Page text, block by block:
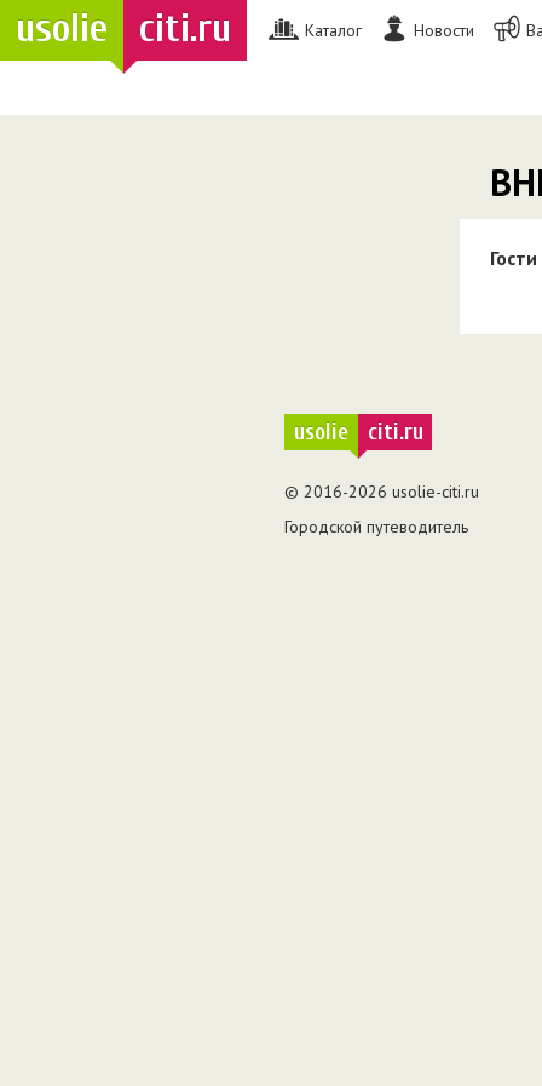
usolie citi.ru Каталог Новости
Гости
usolie citi.ru
© 2016-2026 usolie-citi.ru
Городской путеводитель